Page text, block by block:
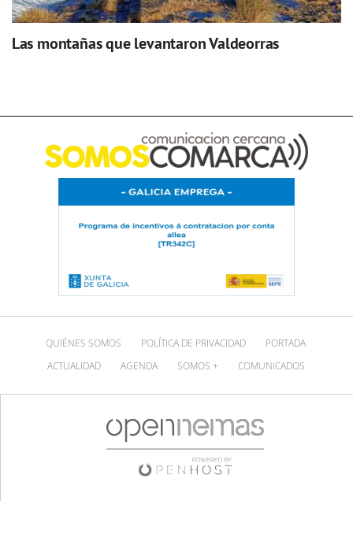
Las montañas que levantaron Valdeorras
QUIÉNES SOMOS POLÍTICA DE PRIVACIDAD
PORTADA
ACTUALIDAD
AGENDA SOMOS + COMUNICADOS